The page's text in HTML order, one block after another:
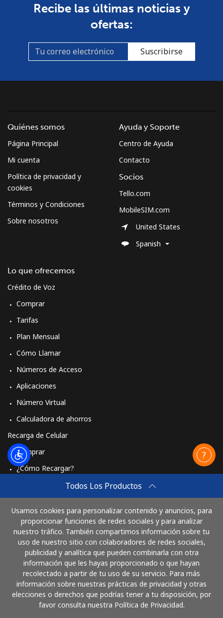
Recibe las últimas noticias y
ofertas:
Suscribirse
Todos Los Productos
Usamos cookies para personalizar contenido y anuncios, para
proporcionar funciones de redes sociales y para analizar
nuestro tráfico. También compartimos información sobre tu
uso de nuestro sitio con colaboradores de redes sociales,
publicidad y analítica que pueden combinarla con otra
información que les hayas proporcionado o que hayan
recolectado a partir de tu uso de su servicio. Para más
información sobre nuestras prácticas de privacidad y otras
elecciones o derechos que podrías tener a tu disposición, por
favor consulta nuestra Política de Privacidad.
Quiénes somos
Página Principal
Mi cuenta
Política de privacidad y
cookies
Términos y Condiciones
Sobre nosotros
Lo que ofrecemos
Crédito de Voz
Comprar
Tarifas
Plan Mensual
Cómo Llamar
Números de Acceso
Aplicaciones
Número Virtual
Calculadora de ahorros
Recarga de Celular
Comprar
¿Cómo Recargar?
Comprar
Cómo funciona
Ayuda y Soporte
Centro de Ayuda
Contacto
Socios
Tello.com
MobileSIM.com
United States
Spanish
Paga con